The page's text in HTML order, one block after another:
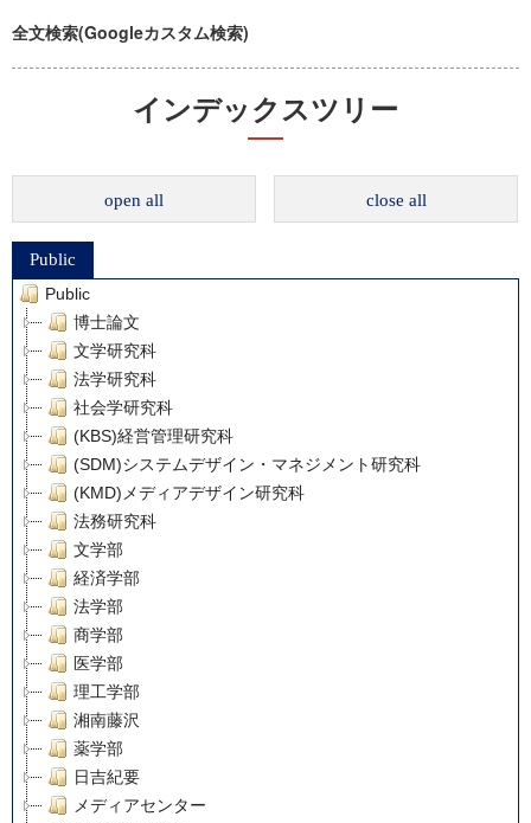
全文検索(Googleカスタム検索)
インデックスツリー
open all close all
Public
Public
博士論文
文学研究科
法学研究科
社会学研究科
(KBS)経営管理研究科
(SDM)システムデザイン・マネジメント研究科
(KMD)メディアデザイン研究科
法務研究科
文学部
経済学部
法学部
商学部
医学部
理工学部
湘南藤沢
薬学部
日吉紀要
メディアセンター